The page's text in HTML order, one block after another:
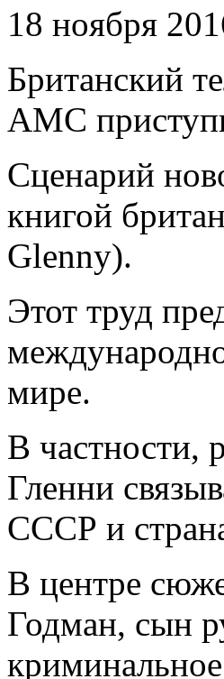
18 нoября
Бритaнский
AMC
Сценарий
книгой
Glenny).
Этот труд
мире.
В частности,
Гленни
СССР и
В центре
Годман, сын